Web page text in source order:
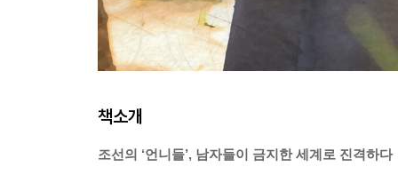
책소개
조선의 ‘언니들’, 남자들이 금지한 세계로 진격하다